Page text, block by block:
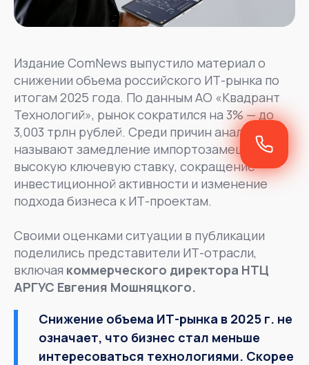
Издание ComNews выпустило материал о
снижении объема российского ИТ-рынка по
итогам 2025 года. По данным АО «Квадрант
Технологий», рынок сократился на 3% — до
3,003 трлн рублей. Среди причин аналитики
называют замедление импортозамещения,
высокую ключевую ставку, сокращение
инвестиционной активности и изменение
подхода бизнеса к ИТ-проектам.
Своими оценками ситуации в публикации
поделились представители ИТ-отрасли,
включая коммерческого директора НТЦ
АРГУС Евгения Мошняцкого.
Снижение объема ИТ-рынка в 2025 г. не
означает, что бизнес стал меньше
интересоваться технологиями. Скорее